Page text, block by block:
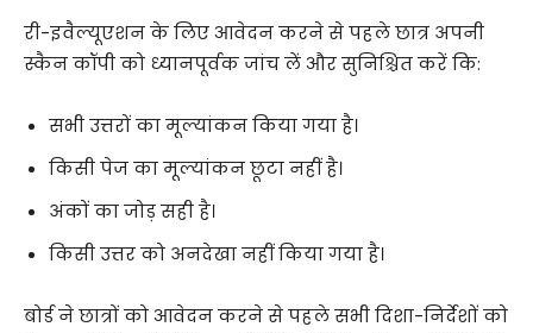
री-इवैल्यूएशन के लिए आवेदन करने से पहले छात्र अपनी
स्कैन कॉपी को ध्यानपूर्वक जांच लें और सुनिश्चित करें कि:
सभी उत्तरों का मूल्यांकन किया गया है।
किसी पेज का मूल्यांकन छूटा नहीं है।
अंकों का जोड़ सही है।
किसी उत्तर को अनदेखा नहीं किया गया है।
बोर्ड ने छात्रों को आवेदन करने से पहले सभी दिशा-निर्देशों को